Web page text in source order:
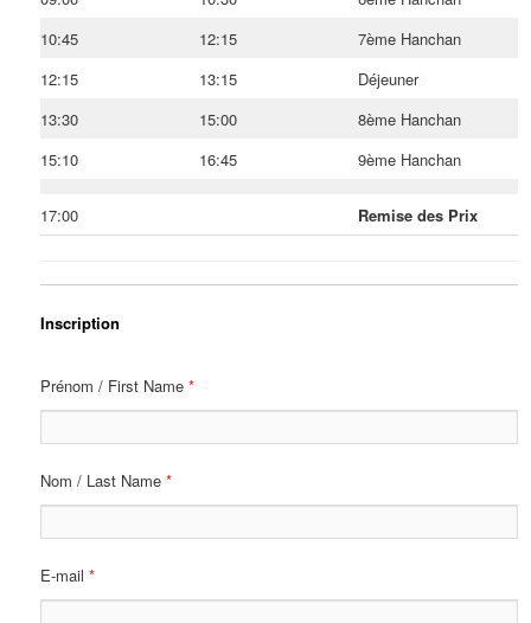
10:45
12:15
7ème Hanchan
12:15
13:15
Déjeuner
13:30
15:00
8ème Hanchan
15:10
16:45 9ème Hanchan
17:00 Remise des Prix
Inscription
Prénom / First Name*
Nom / Last Name*
E-mail*